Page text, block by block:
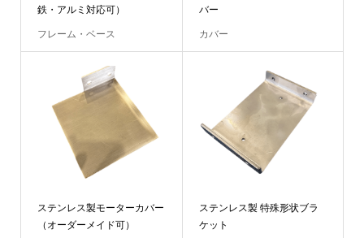
鉄・アルミ対応可）
フレーム・ベース
バー
カバー
ステンレス製モーターカバー
（オーダーメイド可）
ステンレス製 特殊形状ブラ
ケット